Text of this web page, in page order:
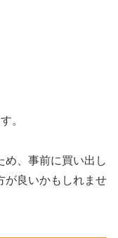
。
、事前に買い出し
が良いかもしれませ